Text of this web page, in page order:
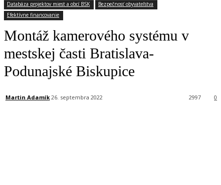
Databáza projektov miest a obcí BSK
Bezpečnosť obyvateľstva
Efektívne financovanie
Montáž kamerového systému v
mestskej časti Bratislava-
Podunajské Biskupice
Martin Adamík 26. septembra 2022 0
2997